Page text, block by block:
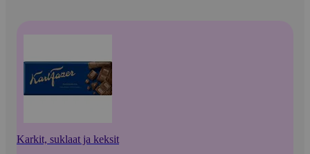
Karkit, suklaat ja keksit